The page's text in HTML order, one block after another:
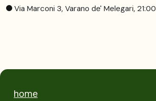
Via Marconi 3, Varano de' Melegari, 21:00
home